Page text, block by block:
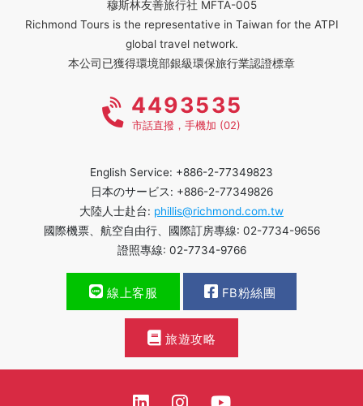
穆斯林友善旅行社 MFTA-005
Richmond Tours is the representative in Taiwan for the ATPI
global travel network.
本公司已獲得環境部銀級環保旅行業認證標章
4493535
市話直撥，手機加 (02)
English Service: +886-2-77349823
日本のサービス: +886-2-77349826
大陸人士赴台: phillis@richmond.com.tw
國際機票、航空自由行、國際訂房專線: 02-7734-9656
證照專線: 02-7734-9766
線上客服 FB粉絲團
旅遊攻略